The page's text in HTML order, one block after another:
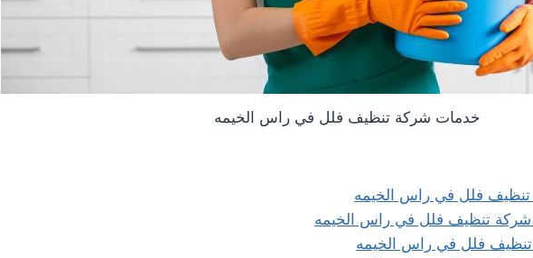
خدمات شركة تنظيف فلل في راس الخيمه
فلل في راس الخيمه
تنظيف فلل في راس الخيمه
فلل في راس الخيمه